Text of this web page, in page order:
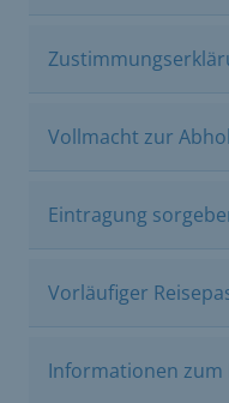
Vollmacht zur
Eintragung
Vorläufiger
Informationen zum